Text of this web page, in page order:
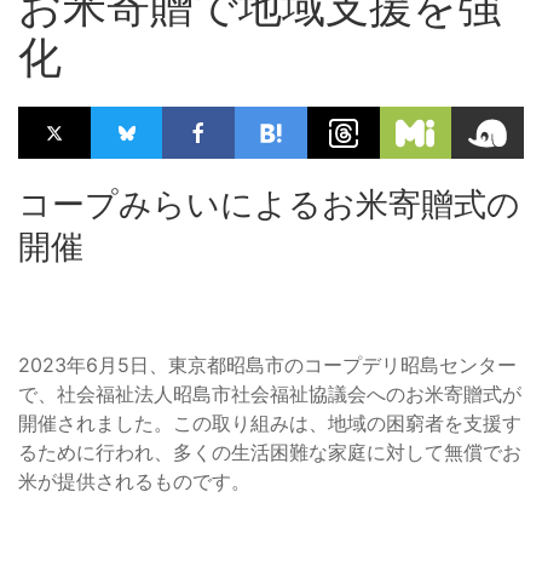
化
コープみらいによるお米寄贈式の
開催
2023年6月5日、東京都昭島市のコープデリ昭島センター
で、社会福祉法人昭島市社会福祉協議会へのお米寄贈式が
開催されました。この取り組みは、地域の困窮者を支援す
るために行われ、多くの生活困難な家庭に対して無償でお
米が提供されるものです。